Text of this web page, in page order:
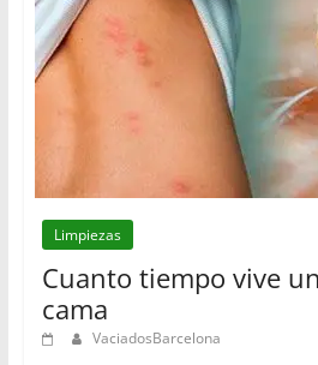
Limpiezas
Cuanto tiempo vive
cama
VaciadosBarcelona